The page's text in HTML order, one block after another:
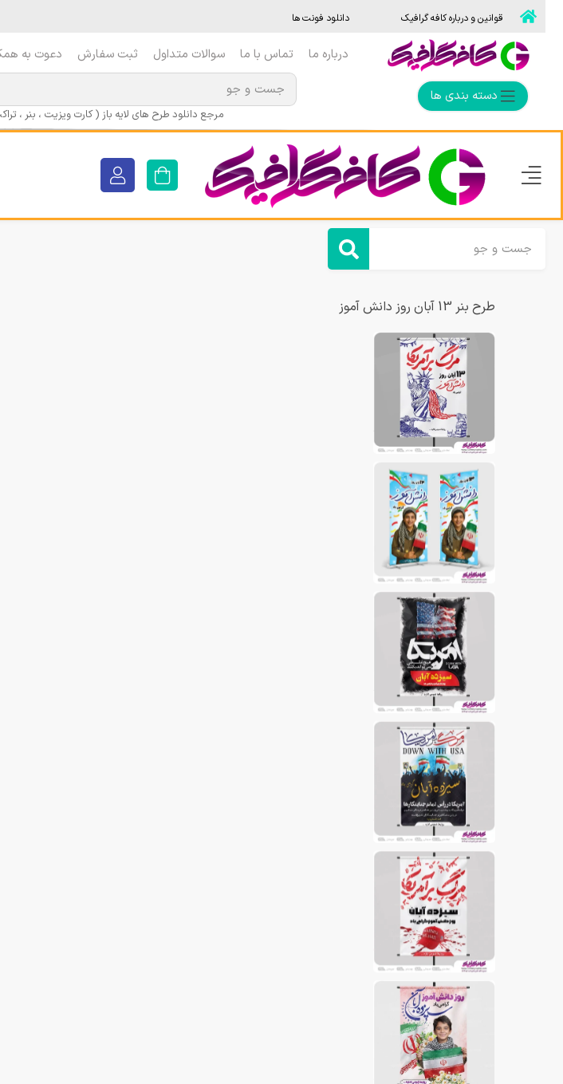
قوانین و درباره کافه گرافیک دانلود فونت ها
درباره ما تماس با ما سوالات متداول ثبت سفارش دعوت به
دسته بندی ها
مرجع دانلود طرح های لایه باز ( کارت ویزیت ، بنر ،
طرح بنر 13 آبان روز دانش آموز